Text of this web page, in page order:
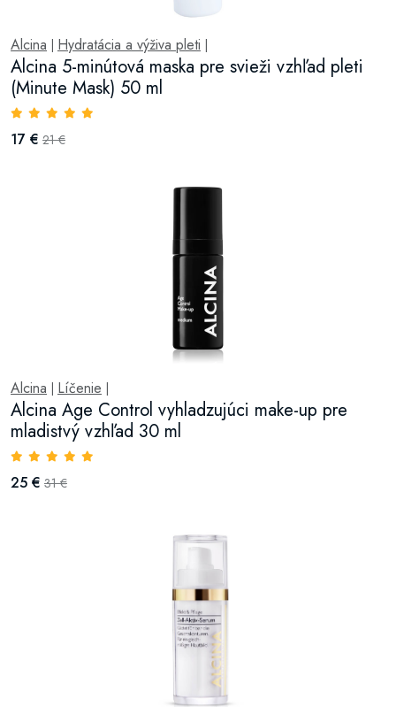
Alcina Hydratácia a výživa pleti
Alcina 5-minútová maska pre svieži vzhľad pleti
(Minute Mask) 50 ml
17 € 21 €
Alcina Líčenie
Alcina Age Control vyhladzujúci make-up pre
mladistvý vzhľad 30 ml
25 € 31 €